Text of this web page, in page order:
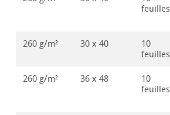
feuilles
260 g/m² 30 x 40
10
feuilles
260 g/m² 36 x 48
10
feuilles